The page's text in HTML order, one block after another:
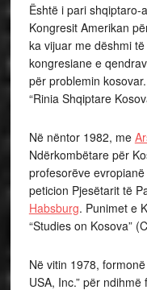
Është i pari
Kongresit Amerikan
ka vijuar me dëshmi
kongresiane e
për problemin
“Rinia Shqiptare
Në nëntor 1982, me
Ndërkombëtare për
profesorëve
peticion Pjesëtarit të
Habsburg. Punimet e
“Studies on Kosova”
Në vitin 1978,
USA, Inc.” për